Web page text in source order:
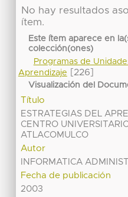
No hay resultados
ítem.
Este ítem aparece en
colección(ones)
Programas de
Aprendizaje
[226]
Visualización del
Título
ESTRATEGIAS DEL
CENTRO
ATLACOMULCO
Autor
INFORMATICA
Fecha de publicación
2003